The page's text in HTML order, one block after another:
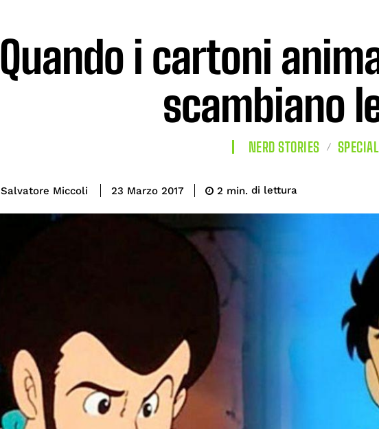
Quando i cartoni
scambiano
NERD STORIES
Salvatore Miccoli 23 Marzo 2017 2 min. di lettura